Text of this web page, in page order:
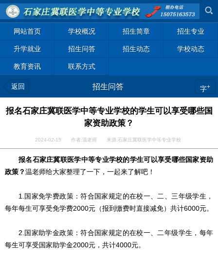
网站首页 学校概况 招生简章 招生专业
升学就业 招生问答 招生动态 学校动态
教育资讯 联系方式
返回 招生问答 字+
报名石家庄冀联医学中等专业学校的学生可以享受哪些国
家资助政策？
2024-02-15 作者:温老师 来源:石家庄冀联医学中等专业学校
报名石家庄冀联医学中等专业学校的学生可以享受哪些国家资助
政策？温老师给大家整理了一下，一起来了解吧！
1.国家免学费政策：符合国家规定的在校一、二、三年级学生，
每年每生可享受免学费2000元（报到缴费时直接减免）共计6000元。
2.国家助学金政策：符合国家规定的在校一、二年级学生，每年
每生可享受国家助学金2000元，共计4000元。